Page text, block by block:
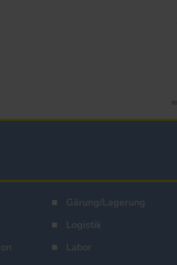
Gärung/Lagerung
Logistik
Labor